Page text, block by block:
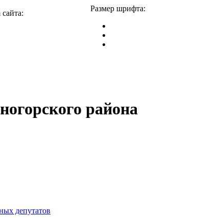
Размер шрифта:
района
депутатов